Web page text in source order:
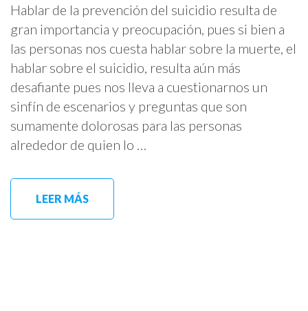
Hablar de la prevención del suicidio resulta de
gran importancia y preocupación, pues si bien a
las personas nos cuesta hablar sobre la muerte, el
hablar sobre el suicidio, resulta aún más
desafiante pues nos lleva a cuestionarnos un
sinfín de escenarios y preguntas que son
sumamente dolorosas para las personas
alrededor de quien lo …
LEER MÁS